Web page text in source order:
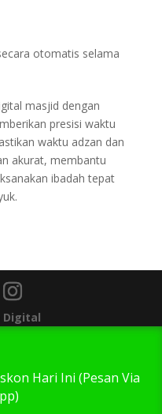
otomatis selama
masjid dengan
presisi waktu
waktu adzan dan
akurat, membantu
ibadah tepat
Digital
Hari Ini (Pesan Via